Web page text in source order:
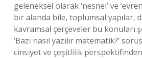
geleneksel olarak ‘nesnel’ ve
bir alanda bile, toplumsal yapılar,
kavramsal çerçeveler bu konuları
‘Bazı nasıl yazılır matematik?’
cinsiyet ve çeşitlilik perspektifinden